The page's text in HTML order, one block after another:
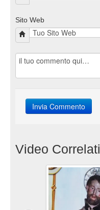
Sito Web
Video Correlati